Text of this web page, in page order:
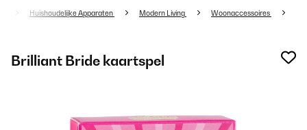
Huishoudelijke Apparaten Modern Living Woonaccessoires
Brilliant Bride kaartspel